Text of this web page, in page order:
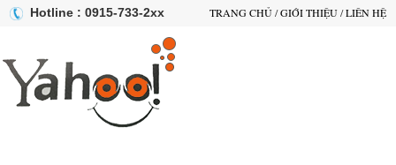
Hotline : 0915-733-2xx TRANG CHỦ/GIỚI THIỆU/LIÊN HỆ